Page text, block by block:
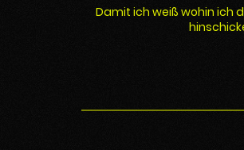
Damit ich weiß wohin ich